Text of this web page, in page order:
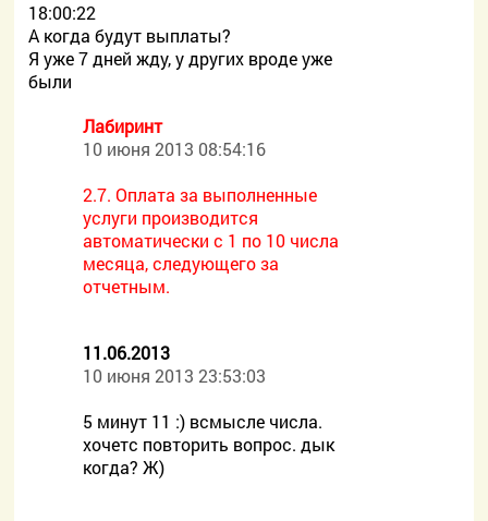
18:00:22
А когда будут выплаты?
Я уже 7 дней жду, у других вроде уже
были
Лабиринт
10 июня 2013 08:54:16
2.7. Оплата за выполненные
услуги производится
автоматически с 1 по 10 числа
месяца, следующего за
отчетным.
11.06.2013
10 июня 2013 23:53:03
5 минут 11 :) всмысле числа.
хочетс повторить вопрос. дык
когда? Ж)